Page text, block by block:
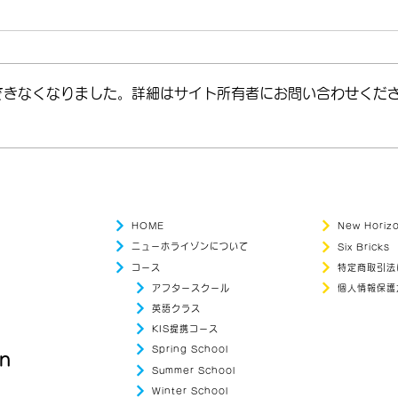
＼英語 × 体験 × 春のスプリ
【英
なくなりました。詳細はサイト所有者にお問い合わせくだ
HOME
ニューホライゾンについて
コース
アフタースクール
英語クラス
KIS提携コース
Spring School
Summer School
Winter School
New
Six Bricks
特定商取引法
個人情報保護